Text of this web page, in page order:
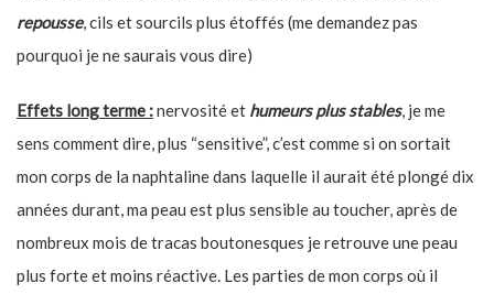
repousse, cils et sourcils plus étoffés (me demandez pas
pourquoi je ne saurais vous dire)
Effets long terme :nervosité et humeurs plus stables, je me
sens comment dire, plus “sensitive”, c’est comme si on sortait
mon corps de la naphtaline dans laquelle il aurait été plongé dix
années durant, ma peau est plus sensible au toucher, après de
nombreux mois de tracas boutonesques je retrouve une peau
plus forte et moins réactive. Les parties de mon corps où il